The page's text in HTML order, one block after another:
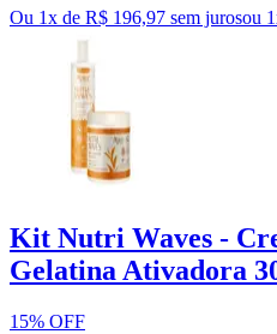
Ou 1x de R$ 196,97 sem jurosou 1
Kit Nutri Waves -
Gelatina Ativadora
15% OFF